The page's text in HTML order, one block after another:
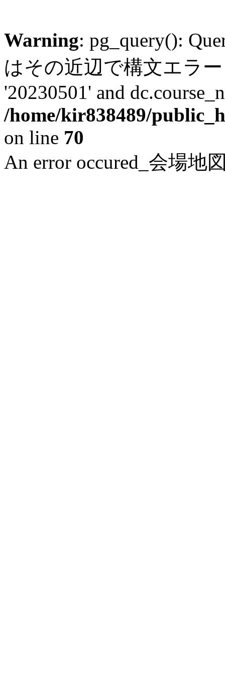
Warning: pg_query():
はその近辺で構文エラ
'20230501' and
/home/kir838489/
on line 70
An error occured_会場地